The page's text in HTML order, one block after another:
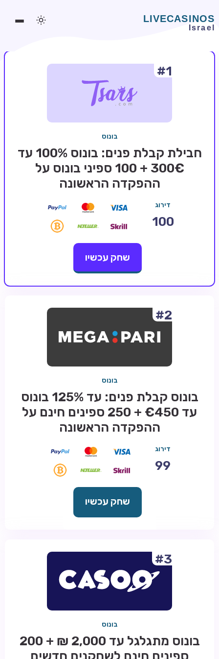
משחקים אונליין
בלאקג'ק אונליין
בונוסים בקזינו אונליין
טיפים
#1
בונוס
חבילת קבלת פנים: בונוס 100% עד
300€ + 100 ספיני בונוס על
ההפקדה הראשונה
דירוג
100
שחק עכשיו
#2
בונוס
בונוס קבלת פנים: עד 125% בונוס
עד €450 + 250 ספינים חינם על
ההפקדה הראשונה
דירוג
99
שחק עכשיו
#3
בונוס
בונוס מתגלגל עד 2,000 ₪ + 200